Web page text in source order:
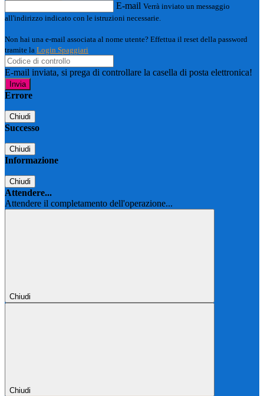
E-mail Verrà inviato un messaggio
all'indirizzo indicato con le istruzioni necessarie.
Non hai una e-mail associata al nome utente? Effettua il reset della password
tramite la Login Spaggiari
E-mail inviata, si prega di controllare la casella di posta elettronica!
Errore
Chiudi
Successo
Chiudi
Informazione
Chiudi
Attendere...
Attendere il completamento dell'operazione...
Chiudi
Chiudi